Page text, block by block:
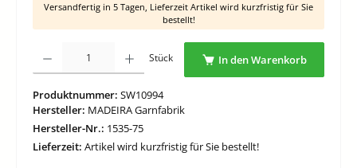
Versandfertig in 5 Tagen, Lieferzeit Artikel wird kurzfristig für Sie
bestellt!
Produkt Anzahl: Gib den gewünschten Wert ein oder benutze die Schaltflächen um
Stück In den Warenkorb
Produktnummer: SW10994
Hersteller: MADEIRA Garnfabrik
Hersteller-Nr.: 1535-75
Lieferzeit: Artikel wird kurzfristig für Sie bestellt!